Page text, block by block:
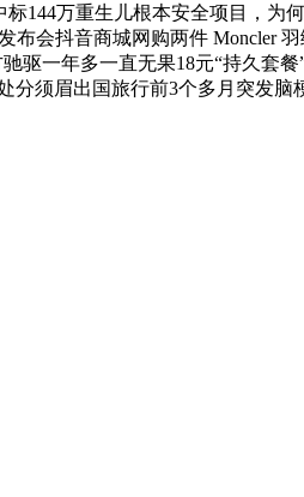
144万重生儿根本安全项目，为
会抖音商城网购两件 Moncler
驱一年多一直无果18元“持久套
须眉出国旅行前3个多月突发脑